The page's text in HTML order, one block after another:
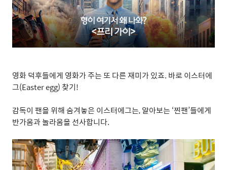
영화 덕후들에게 영화가 주는 또 다른 재미가 있죠. 바로 이스터에
그(Easter egg) 찾기!
감독이 팬을 위해 숨겨놓은 이스터에그는,알아보는 ‘찐팬’들에게
반가움과 놀라움을 선사합니다.